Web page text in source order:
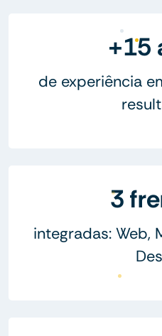
+15
de experiência
3
integradas: Web,